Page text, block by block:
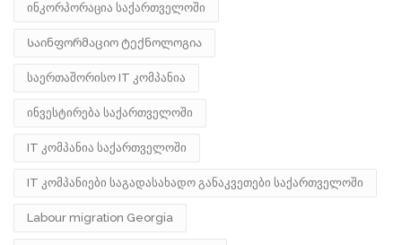
ინკორპორაცია საქართველოში
Საინფორმაციო ტექნოლოგია
საერთაშორისო IT კომპანია
ინვესტირება საქართველოში
IT კომპანია საქართველოში
IT კომპანიები საგადასახადო განაკვეთები საქართველოში
Labour migration Georgia